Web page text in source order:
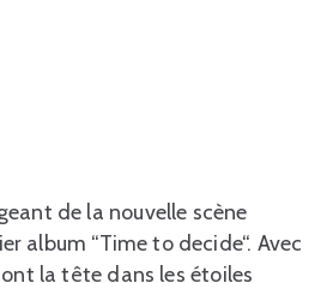
de la nouvelle scène
album “Time to decide“. Avec
la tête dans les étoiles